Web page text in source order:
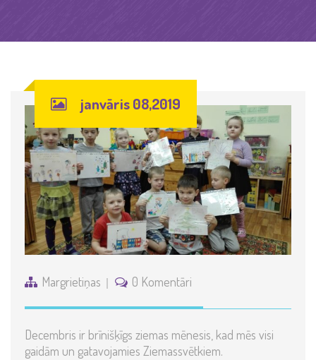
janvāris 08,2019
Margrietiņas 0 Komentāri
Decembris ir brīnišķīgs ziemas mēnesis, kad mēs visi
gaidām un gatavojamies Ziemassvētkiem.